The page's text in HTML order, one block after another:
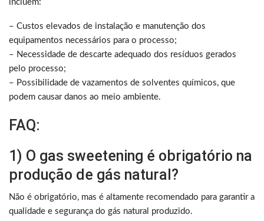
incluem:
– Custos elevados de instalação e manutenção dos
equipamentos necessários para o processo;
– Necessidade de descarte adequado dos resíduos gerados
pelo processo;
– Possibilidade de vazamentos de solventes químicos, que
podem causar danos ao meio ambiente.
FAQ:
1) O gas sweetening é obrigatório na
produção de gás natural?
Não é obrigatório, mas é altamente recomendado para garantir a
qualidade e segurança do gás natural produzido.